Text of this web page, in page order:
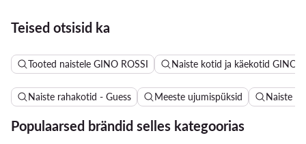
Teised otsisid ka
Tooted naistele GINO ROSSI Naiste kotid ja käekotid GINO
Naiste rahakotid - Guess Meeste ujumispüksid Naiste
Populaarsed brändid selles kategoorias